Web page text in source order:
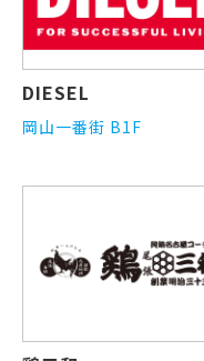
DIESEL
岡山一番街 B1F